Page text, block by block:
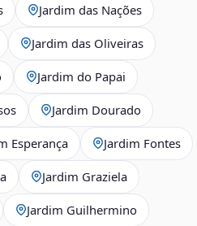
Jardim das Nações
Jardim das Oliveiras
Jardim do Papai
Jardim Dourado
Esperança Jardim Fontes
Jardim Graziela
Jardim Guilhermino